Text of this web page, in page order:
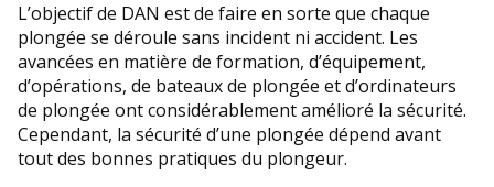
L’objectif de DAN est de faire en sorte que chaque
plongée se déroule sans incident ni accident. Les
avancées en matière de formation, d’équipement,
d’opérations, de bateaux de plongée et d’ordinateurs
de plongée ont considérablement amélioré la sécurité.
Cependant, la sécurité d’une plongée dépend avant
tout des bonnes pratiques du plongeur.